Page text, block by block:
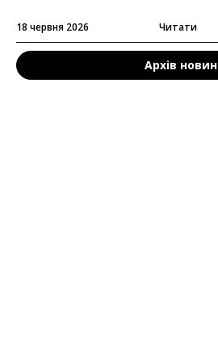
18 червня 2026 Читати
Архів новин